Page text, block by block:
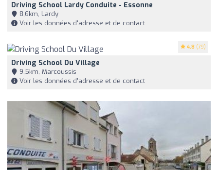
Driving School Lardy Conduite - Essonne
8,6km, Lardy
Voir les données d'adresse et de contact
4.8 (79)
Driving School Du Village
9,5km, Marcoussis
Voir les données d'adresse et de contact